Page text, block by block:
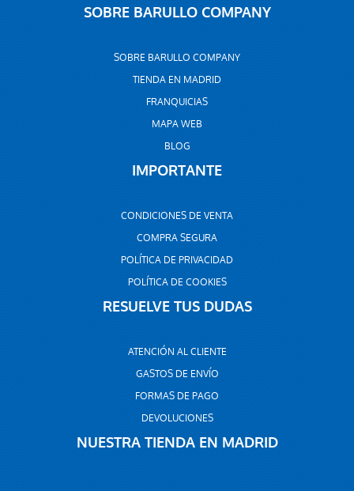
SOBRE BARULLO COMPANY
SOBRE BARULLO COMPANY
TIENDA EN MADRID
FRANQUICIAS
MAPA WEB
BLOG
IMPORTANTE
CONDICIONES DE VENTA
COMPRA SEGURA
POLÍTICA DE PRIVACIDAD
POLÍTICA DE COOKIES
RESUELVE TUS DUDAS
ATENCIÓN AL CLIENTE
GASTOS DE ENVÍO
FORMAS DE PAGO
DEVOLUCIONES
NUESTRA TIENDA EN MADRID